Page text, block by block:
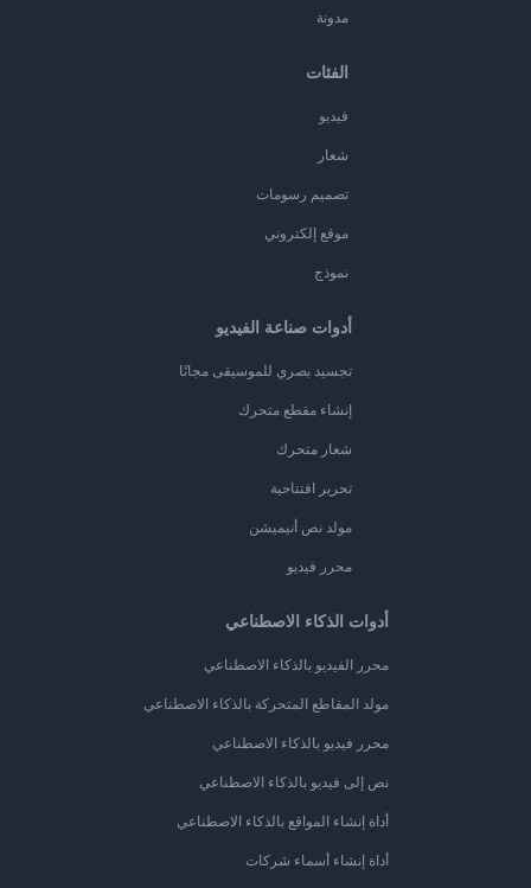
مدونة
الفئات
فيديو
شعار
تصميم رسومات
موقع إلكتروني
نموذج
أدوات صناعة الفيديو
تجسيد بصري للموسيقى مجانًا
إنشاء مقطع متحرك
شعار متحرك
تحرير افتتاحية
مولد نص أنيميشن
محرر فيديو
أدوات الذكاء الاصطناعي
محرر الفيديو بالذكاء الاصطناعي
مولد المقاطع المتحركة بالذكاء الاصطناعي
محرر فيديو بالذكاء الاصطناعي
نص إلى فيديو بالذكاء الاصطناعي
أداة إنشاء المواقع بالذكاء الاصطناعي
أداة إنشاء أسماء شركات